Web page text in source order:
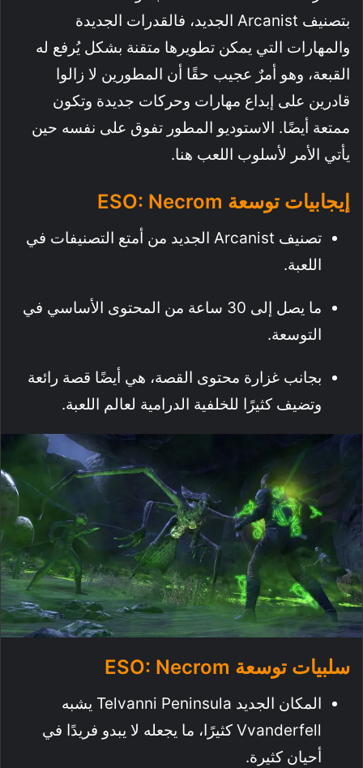
بتصنيف Arcanist الجديد، فالقدرات الجديدة
والمهارات التي يمكن تطويرها متقنة بشكل يُرفع له
القبعة، وهو أمرٌ عجيب حقًا أن المطورين لا زالوا
قادرين على إبداع مهارات وحركات جديدة وتكون
ممتعة أيضًا. الاستوديو المطور تفوق على نفسه حين
يأتي الأمر لأسلوب اللعب هنا.
إيجابيات توسعة ESO: Necrom
تصنيف Arcanist الجديد من أمتع التصنيفات في
اللعبة.
ما يصل إلى 30 ساعة من المحتوى الأساسي في
التوسعة.
بجانب غزارة محتوى القصة، هي أيضًا قصة رائعة
وتضيف كثيرًا للخلفية الدرامية لعالم اللعبة.
سلبيات توسعة ESO: Necrom
المكان الجديد Telvanni Peninsula يشبه
Vvanderfell كثيرًا، ما يجعله لا يبدو فريدًا في
أحيان كثيرة.